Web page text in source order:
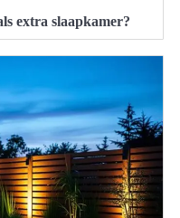
extra slaapkamer?